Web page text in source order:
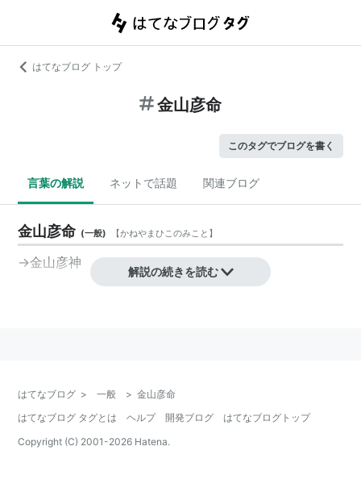
はてなブログ トップ
金山彦命
このタグでブログを書く
言葉の解説 ネットで話題 関連ブログ
金山彦命 (一般) 【かねやまひこのみこと 】
→金山彦神
解説の続きを読む
はてなブログ > 一般 > 金山彦命
はてなブログ タグとは
ヘルプ 開発ブログ
はてなブログトップ
Copyright (C) 2001-2026 Hatena.